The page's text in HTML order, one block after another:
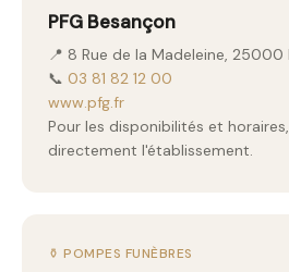
PFG Besançon
📍 8 Rue de la Madeleine, 25000
📞 03 81 82 12 00
www.pfg.fr
Pour les disponibilités et
directement l'établissement.
⚱️ POMPES FUNÈBRES